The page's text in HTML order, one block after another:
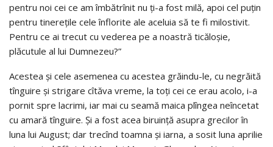
pentru noi cei ce am îmbătrînit nu ţi-a fost milă, apoi cel puţin
pentru tinereţile cele înflorite ale aceluia să te fi milostivit.
Pentru ce ai trecut cu vederea pe a noastră ticăloşie,
plăcutule al lui Dumnezeu?”
Acestea şi cele asemenea cu acestea grăindu-le, cu negrăită
tînguire şi strigare cîtăva vreme, la toţi cei ce erau acolo, i-a
pornit spre lacrimi, iar mai cu seamă maica plîngea neîncetat
cu amară tînguire. Şi a fost acea biruinţă asupra grecilor în
luna lui August; dar trecînd toamna şi iarna, a sosit luna aprilie